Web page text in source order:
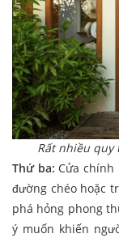
Rất nhiều quy
Thứ ba: Cửa chính
đường chéo hoặc
phá hỏng phong
ý muốn khiến